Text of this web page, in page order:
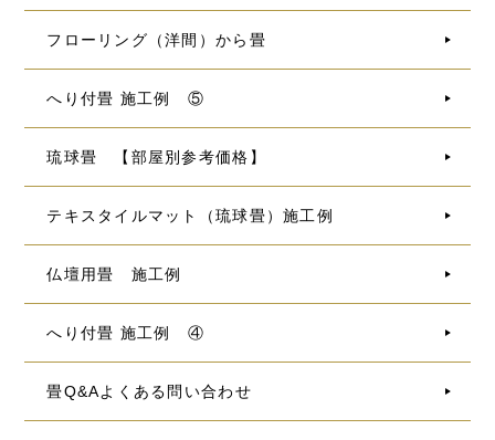
フローリング（洋間）から畳
へり付畳 施工例 ⑤
琉球畳 【部屋別参考価格】
テキスタイルマット（琉球畳）施工例
仏壇用畳 施工例
へり付畳 施工例 ④
畳Q&Aよくある問い合わせ